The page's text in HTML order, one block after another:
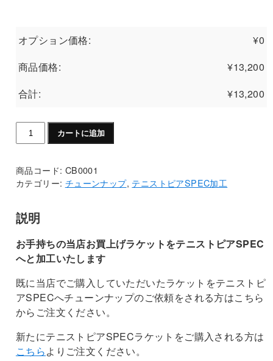
オプション価格: ¥0
商品価格:
¥13,200
合計:
¥13,200
ニ
ト
ピ
SPEC
工
個
カートに追加
商品コード: CB0001
カテゴリー: チューンナップ, テニストピアSPEC加工
説明
お手持ちの当店お買上げラケットをテニストピアSPEC
へと加工いたします
既に当店でご購入していただいたラケットをテニストピ
アSPECへチューンナップのご依頼をされる方はこちら
からご注文ください。
新たにテニストピアSPECラケットをご購入される方は
こちらよりご注文ください。